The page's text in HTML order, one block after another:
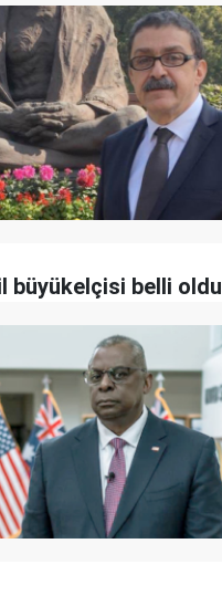
büyükelçisi belli oldu